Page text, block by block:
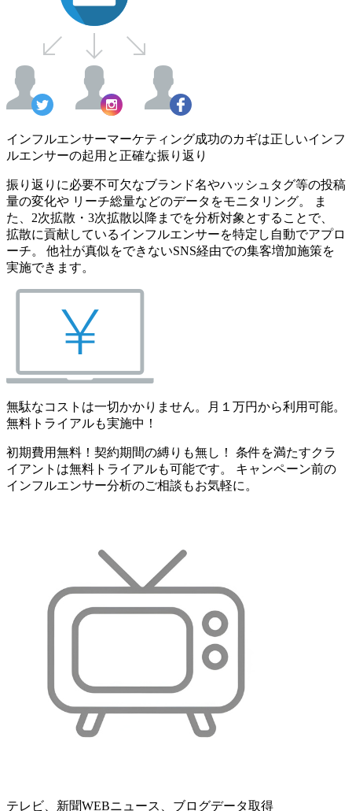
インフルエンサーマーケティング成功のカギは正しいインフ
ルエンサーの起用と正確な振り返り
振り返りに必要不可欠なブランド名やハッシュタグ等の投稿
量の変化や リーチ総量などのデータをモニタリング。 ま
た、2次拡散・3次拡散以降までを分析対象とすることで、
拡散に貢献しているインフルエンサーを特定し自動でアプロ
ーチ。 他社が真似をできないSNS経由での集客増加施策を
実施できます。
無駄なコストは一切かかりません。月１万円から利用可能。
無料トライアルも実施中！
初期費用無料！契約期間の縛りも無し！ 条件を満たすクラ
イアントは無料トライアルも可能です。 キャンペーン前の
インフルエンサー分析のご相談もお気軽に。
テレビ、新聞WEBニュース、ブログデータ取得